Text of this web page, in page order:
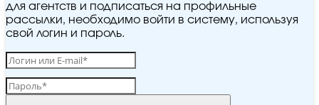
для агентств и подписаться на профильные
рассылки, необходимо войти в систему, используя
свой логин и пароль.